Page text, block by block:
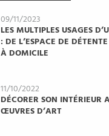
09/11/2023
LES MULTIPLES USAGES
: DE L’ESPACE DE
À DOMICILE
11/10/2022
DÉCORER SON INTÉRIEUR
ŒUVRES D’ART